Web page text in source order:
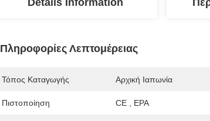
Details Information
Πληροφορίες Λεπτομέρειας
Τόπος Καταγωγής Αρχική Ιαπωνία
Πιστοποίηση CE , EPA